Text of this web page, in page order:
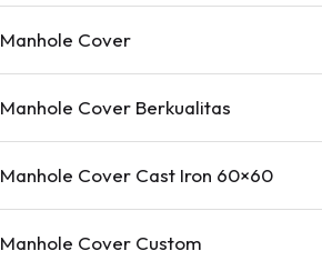
Manhole Cover
Manhole Cover Berkualitas
Manhole Cover Cast Iron 60×60
Manhole Cover Custom